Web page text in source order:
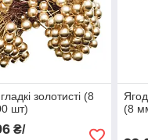
золотисті (8
шт)
₴/
(8